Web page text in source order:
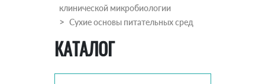
клинической микробиологии
Сухие основы питательных сред
КАТАЛОГ